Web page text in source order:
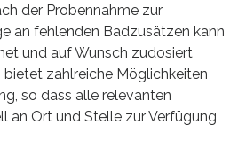
der Probennahme zur
an fehlenden Badzusätzen kann
und auf Wunsch zudosiert
zahlreiche Möglichkeiten
so dass alle relevanten
an Ort und Stelle zur Verfügung